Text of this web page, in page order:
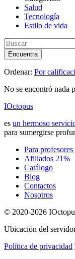
Salud
Tecnología
Estilo de vida
Encuentra
Ordenar: Por
No se encontró nada
IOctopus
es un hermoso
para sumergirse
Para
Afiliados 21%
Catálogo
Blog
Contactos
Nosotros
© 2020-2026
Ubicación del
Política de privacidad